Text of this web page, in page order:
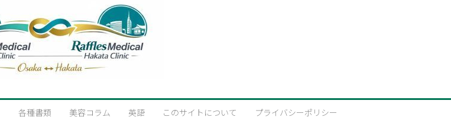
各種書類 美容コラム 英語 このサイトについて プライバシーポリシー